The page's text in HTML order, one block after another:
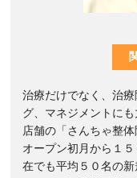
治療だけでなく、治
グ、マネジメントに
店舗の「さんちゃ整体
オープン初月から１
在でも平均５０名の